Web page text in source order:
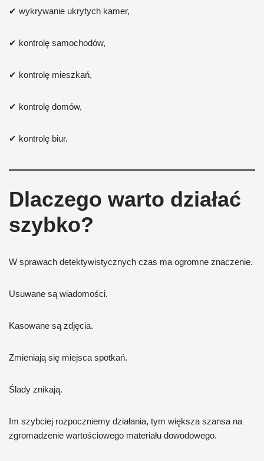
✔ wykrywanie ukrytych kamer,
✔ kontrolę samochodów,
✔ kontrolę mieszkań,
✔ kontrolę domów,
✔ kontrolę biur.
Dlaczego warto działać
szybko?
W sprawach detektywistycznych czas ma ogromne znaczenie.
Usuwane są wiadomości.
Kasowane są zdjęcia.
Zmieniają się miejsca spotkań.
Ślady znikają.
Im szybciej rozpoczniemy działania, tym większa szansa na
zgromadzenie wartościowego materiału dowodowego.